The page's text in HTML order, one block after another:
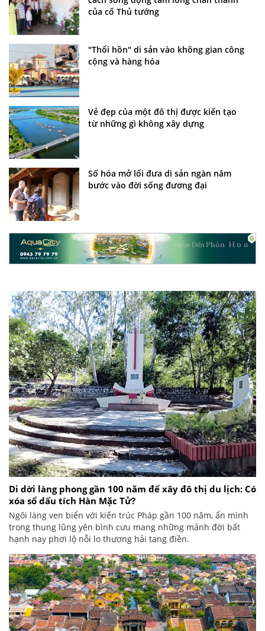
của cố Thủ tướng
"Thổi hồn" di sản vào không gian công
cộng và hàng hóa
Vẻ đẹp của một đô thị được kiến tạo
từ những gì không xây dựng
Số hóa mở lối đưa di sản ngàn năm
bước vào đời sống đương đại
Di dời làng phong gần 100 năm để xây đô thị du lịch: Có
xóa sổ dấu tích Hàn Mặc Tử?
Ngôi làng ven biển với kiến trúc Pháp gần 100 năm, ẩn mình
trong thung lũng yên bình cưu mang những mảnh đời bất
hạnh nay phơi lộ nỗi lo thương hải tang điền.